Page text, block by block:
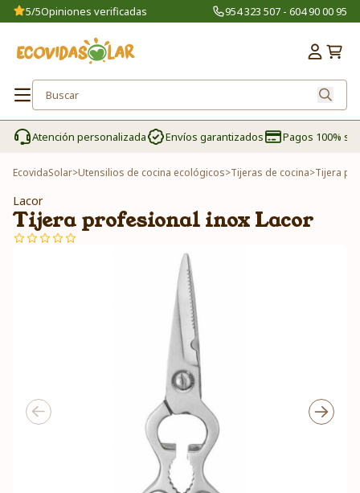
5/5Opiniones verificadas 954 323 507 - 604 90 00 95
Atención personalizada Envíos garantizados Pagos 100%
EcovidaSolar>Utensilios de cocina ecológicos>Tijeras de cocina>Tijera
Lacor
Tijera profesional inox Lacor